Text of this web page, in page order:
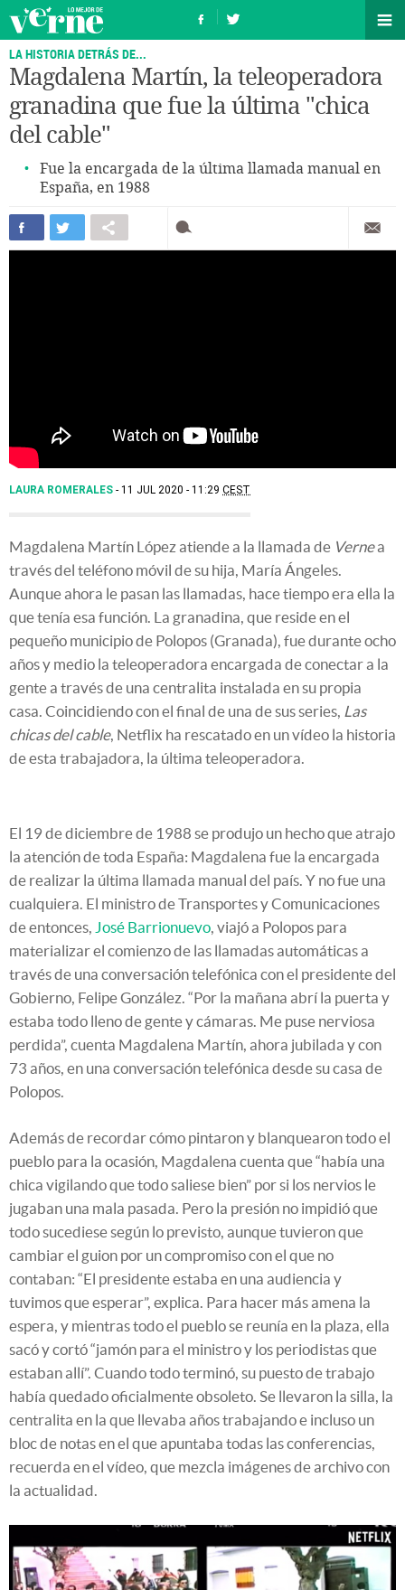
LA HISTORIA DETRÁS DE...
Magdalena Martín, la teleoperadora
granadina que fue la última "chica
del cable"
Fue la encargada de la última llamada manual en
España, en 1988
LAURA ROMERALES 11 JUL 2020 - 11:29 CEST
Magdalena Martín López atiende a la llamada de Vernea
través del teléfono móvil de su hija, María Ángeles.
Aunque ahora le pasan las llamadas, hace tiempo era ella la
que tenía esa función. La granadina, que reside en el
pequeño municipio de Polopos (Granada), fue durante ocho
años y medio la teleoperadora encargada de conectar a la
gente a través de una centralita instalada en su propia
casa. Coincidiendo con el final de una de sus series, Las
chicas del cable, Netflix ha rescatado en un vídeo la historia
de esta trabajadora, la última teleoperadora.
El 19 de diciembre de 1988 se produjo un hecho que atrajo
la atención de toda España: Magdalena fue la encargada
de realizar la última llamada manual del país. Y no fue una
cualquiera. El ministro de Transportes y Comunicaciones
de entonces, José Barrionuevo , viajó a Polopos para
materializar el comienzo de las llamadas automáticas a
través de una conversación telefónica con el presidente del
Gobierno, Felipe González. “Por la mañana abrí la puerta y
estaba todo lleno de gente y cámaras. Me puse nerviosa
perdida”, cuenta Magdalena Martín, ahora jubilada y con
73 años, en una conversación telefónica desde su casa de
Polopos.
Además de recordar cómo pintaron y blanquearon todo el
pueblo para la ocasión, Magdalena cuenta que “había una
chica vigilando que todo saliese bien” por si los nervios le
jugaban una mala pasada. Pero la presión no impidió que
todo sucediese según lo previsto, aunque tuvieron que
cambiar el guion por un compromiso con el que no
contaban: “El presidente estaba en una audiencia y
tuvimos que esperar”, explica. Para hacer más amena la
espera, y mientras todo el pueblo se reunía en la plaza, ella
sacó y cortó “jamón para el ministro y los periodistas que
estaban allí”. Cuando todo terminó, su puesto de trabajo
había quedado oficialmente obsoleto. Se llevaron la silla, la
centralita en la que llevaba años trabajando e incluso un
bloc de notas en el que apuntaba todas las conferencias,
recuerda en el vídeo, que mezcla imágenes de archivo con
la actualidad.